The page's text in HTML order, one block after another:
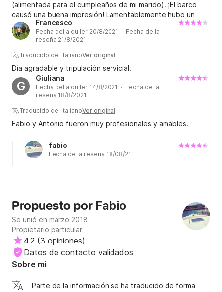
(alimentada para el cumpleaños de mi marido). ¡El barco
causó una buena impresión! Lamentablemente hubo un
fallo técnico y tuvimos que cancelar el viaje. Aquí nos
ofrecieron un día de reemplazo. No pudimos utilizarlo por
cuestiones de tiempo. Así que nos devolvieron parte del
importe sin ningún problema. ¡Tuvimos un montón de
diversión!
Francesco
Fecha del alquiler 20/8/2021 · Fecha de la
reseña 21/8/2021
Traducido del ItalianoVer original
Día agradable y tripulación servicial.
G
Giuliana
Fecha del alquiler 14/8/2021 · Fecha de la
reseña 18/8/2021
Traducido del ItalianoVer original
Fabio y Antonio fueron muy profesionales y amables.
fabio
Fecha de la reseña 18/08/21
Propuesto por Fabio
Se unió en marzo 2018
Propietario particular
4.2 (3 opiniones)
Datos de contacto validados
Sobre mi
Parte de la información se ha traducido de forma